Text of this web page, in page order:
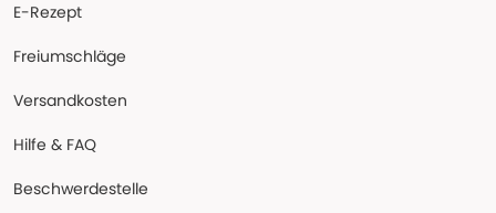
E-Rezept
Freiumschläge
Versandkosten
Hilfe & FAQ
Beschwerdestelle